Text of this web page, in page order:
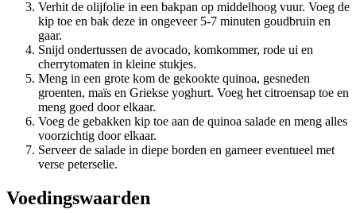
Verhit de olijfolie in een bakpan op middelhoog vuur. Voeg de
kip toe en bak deze in ongeveer 5-7 minuten goudbruin en
gaar.
Snijd ondertussen de avocado, komkommer, rode ui en
cherrytomaten in kleine stukjes.
Meng in een grote kom de gekookte quinoa, gesneden
groenten, maïs en Griekse yoghurt. Voeg het citroensap toe en
meng goed door elkaar.
Voeg de gebakken kip toe aan de quinoa salade en meng alles
voorzichtig door elkaar.
Serveer de salade in diepe borden en garneer eventueel met
verse peterselie.
Voedingswaarden